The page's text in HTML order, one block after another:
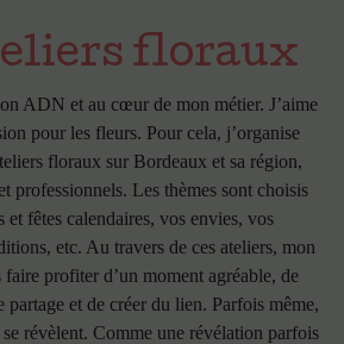
floraux
ADN et au cœur de mon métier. J’aime
pour les fleurs. Pour cela, j’organise
floraux sur Bordeaux et sa région,
professionnels. Les thèmes sont choisis
et fêtes calendaires, vos envies, vos
etc. Au travers de ces ateliers, mon
profiter d’un moment agréable, de
partage et de créer du lien. Parfois même,
se révèlent. Comme une révélation parfois